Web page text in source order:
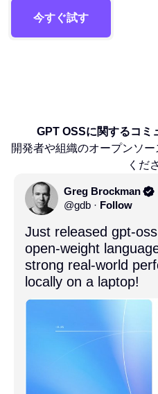
今すぐ試す
GPT OSSに関するコミ
開発者や組織のオープンソ
くだ
Greg Brockman
@gdb · Follow
Just released gpt-
open-weight
strong real-world
locally on a laptop!